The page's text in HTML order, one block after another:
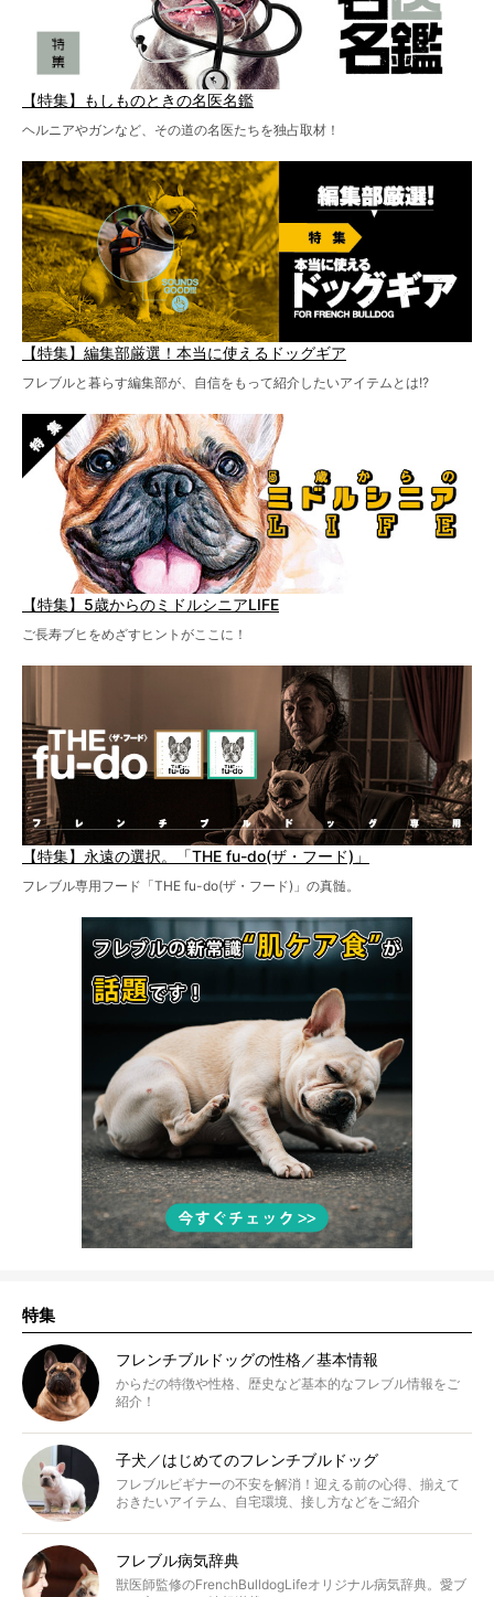
【特集】もしものときの名医名鑑
ヘルニアやガンなど、その道の名医たちを独占取材！
【特集】編集部厳選！本当に使えるドッグギア
フレブルと暮らす編集部が、自信をもって紹介したいアイテムとは!?
【特集】5歳からのミドルシニアLIFE
ご長寿ブヒをめざすヒントがここに！
【特集】永遠の選択。「THE fu-do(ザ・フード)」
フレブル専用フード「THE fu-do(ザ・フード)」の真髄。
特集
フレンチブルドッグの性格／基本情報
からだの特徴や性格、歴史など基本的なフレブル情報をご
紹介！
子犬／はじめてのフレンチブルドッグ
フレブルビギナーの不安を解消！迎える前の心得、揃えて
おきたいアイテム、自宅環境、接し方などをご紹介
フレブル病気辞典
獣医師監修のFrenchBulldogLifeオリジナル病気辞典。愛ブ